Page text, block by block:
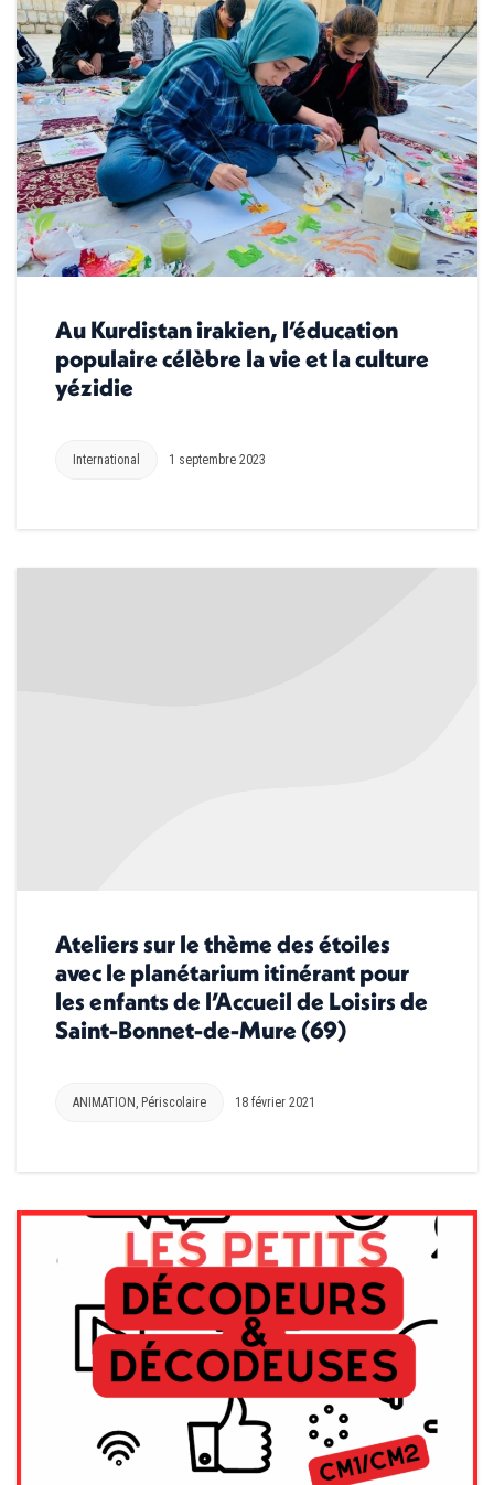
Au Kurdistan irakien, l’éducation
populaire célèbre la vie et la culture
yézidie
International 1 septembre 2023
Ateliers sur le thème des étoiles
avec le planétarium itinérant pour
les enfants de l’Accueil de Loisirs de
Saint-Bonnet-de-Mure (69)
ANIMATION Périscolaire 18 février 2021